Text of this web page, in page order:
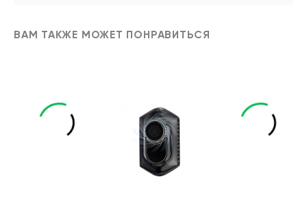
ВАМ ТАКЖЕ МОЖЕТ ПОНРАВИТЬСЯ